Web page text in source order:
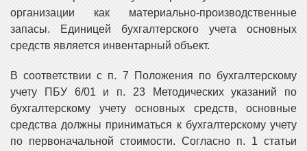
организации как материально-производственные
запасы. Единицей бухгалтерского учета основных
средств является инвентарный объект.
В соответствии с п. 7 Положения по бухгалтерскому
учету ПБУ 6/01 и п. 23 Методических указаний по
бухгалтерскому учету основных средств, основные
средства должны приниматься к бухгалтерскому учету
по первоначальной стоимости. Согласно п. 1 статьи